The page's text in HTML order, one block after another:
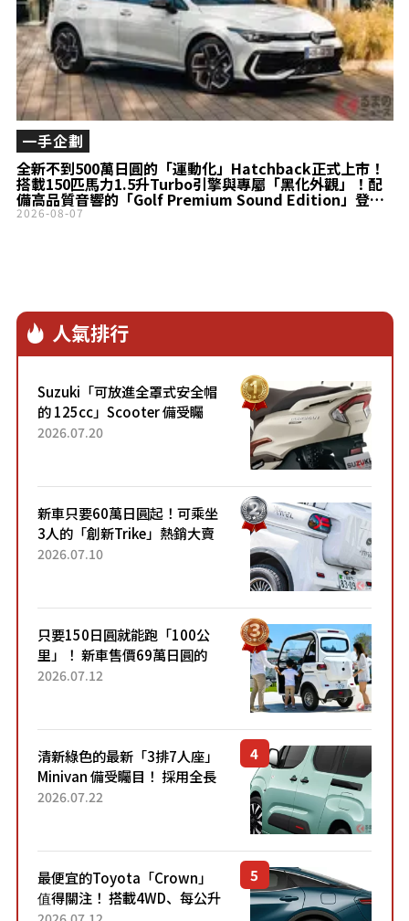
全新不到500萬日圓的「運動化」Hatchback正式上市！
搭載150匹馬力1.5升Turbo引擎與專屬「黑化外觀」！配
備高品質音響的「Golf Premium Sound Edition」登
場！
一手企劃
2026-08-07
人氣排行
Suzuki「可放進全罩式安全帽
的 125cc」Scooter 備受矚
目！採用全新流線設計與各項
2026.07.20
新車只要60萬日圓起！可乘坐
3人的「創新Trike」熱銷大賣
成為人氣車款！「養車成本真
2026.07.10
只要150日圓就能跑「100公
里」！ 新車售價69萬日圓的
「3人座」Trike大受歡迎！ 順
2026.07.12
清新綠色的最新「3排7人座」
Minivan 備受矚目！ 採用全長
4.7公尺剛剛好的車身尺寸與
2026.07.22
最便宜的Toyota「Crown」
值得關注！ 搭載4WD、每公升